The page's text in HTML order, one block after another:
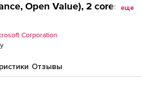
Open Value), 2 cores
еще
Corporation
Отзывы